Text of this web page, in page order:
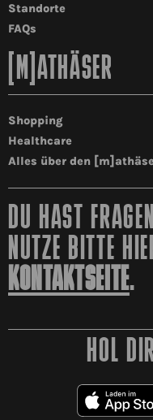
Standorte
FAQs
[M]ATHÄSER
Shopping
Healthcare
Alles über den
DU HAST
NUTZE BITTE
KONTAKTSEITE.
HOL